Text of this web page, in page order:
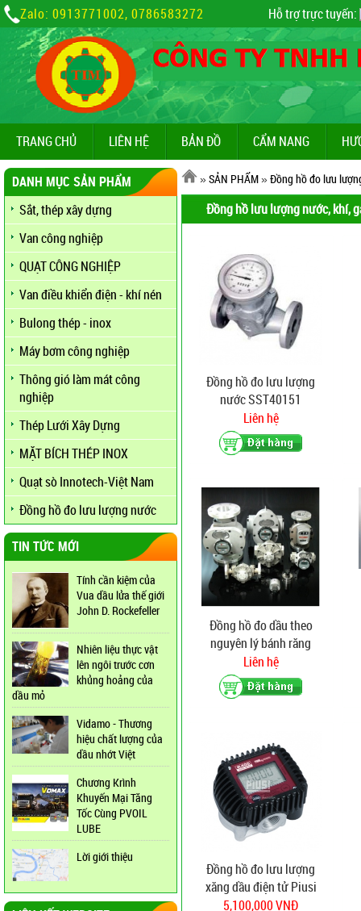
Zalo: 0913771002, 0786583272 Hỗ trợ trực tuyến:
TRANG CHỦ LIÊN HỆ BẢN ĐỒ CẨM NANG
DANH MỤC SẢN PHẨM
Sắt, thép xây dựng
Van công nghiệp
QUẠT CÔNG NGHIỆP
Van điều khiển điện - khí nén
Bulong thép - inox
Máy bơm công nghiệp
Thông gió làm mát công
nghiệp
Thép Lưới Xây Dựng
MẶT BÍCH THÉP INOX
Quạt sò Innotech-Việt Nam
Đồng hồ đo lưu lượng nước
TIN TỨC MỚI
Tính cần kiệm của
Vua dầu lửa thế giới
John D. Rockefeller
Nhiên liệu thực vật
lên ngôi trước cơn
khủng hoảng của
dầu mỏ
Vidamo - Thương
hiệu chất lượng của
dầu nhớt Việt
Chương Krình
Khuyến Mại Tăng
Tốc Cùng PVOIL
LUBE
Lời giới thiệu
»SẢN PHẨM»Đồng hồ đo lưu
Đồng hồ lưu lượng nước, khí,
Đồng hồ đo lưu lượng
nước SST40151
Liên hệ
Đồng hồ đo dầu theo
nguyên lý bánh răng
FLOMEC OM015
Liên hệ
Đồng hồ đo lưu lượng
xăng dầu điện tử Piusi
K400
5,100,000 VNĐ